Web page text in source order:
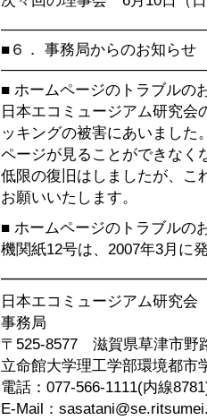
■６． 事務局からのお知らせ
■ ホームページのトラブルの
日本エコミュージアム研究
ッキングの被害にあいました
ページが見ることができなく
低限の復旧はしましたが、こ
お願いいたします。
■ ホームページのトラブルの
機関紙12号は、2007年3月に
日本エコミュージアム研究
事務局
〒525-8577 滋賀県草津市野
立命館大学理工学部環境都
電話：077-566-1111(内線
E-Mail：